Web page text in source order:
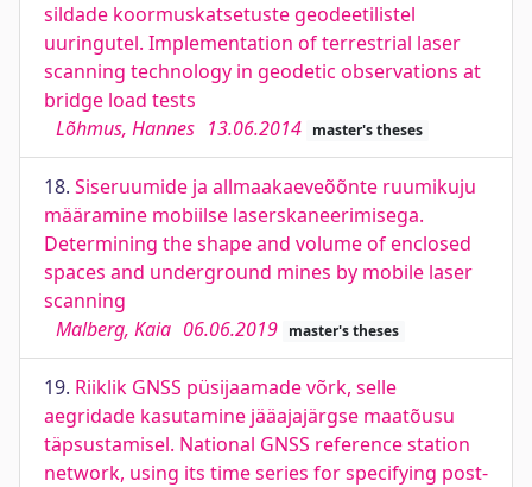
sildade koormuskatsetuste geodeetilistel
uuringutel. Implementation of terrestrial laser
scanning technology in geodetic observations at
bridge load tests
Lõhmus, Hannes 13.06.2014 master's theses
18. Siseruumide ja allmaakaeveõõnte ruumikuju
määramine mobiilse laserskaneerimisega.
Determining the shape and volume of enclosed
spaces and underground mines by mobile laser
scanning
Malberg, Kaia 06.06.2019 master's theses
19. Riiklik GNSS püsijaamade võrk, selle
aegridade kasutamine jääajajärgse maatõusu
täpsustamisel. National GNSS reference station
network, using its time series for specifying post-